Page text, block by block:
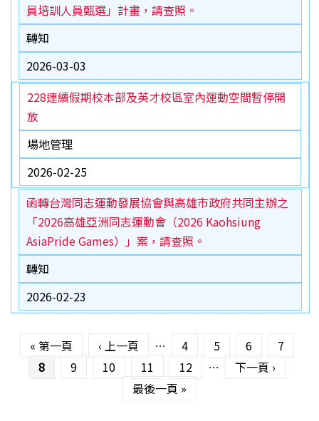
員培訓人員甄選」計畫，請查照。
轉知
2026-03-03
228連續假期校本部及英才校區室內運動空間暫停開
放
場地管理
2026-02-25
函轉台灣同志運動發展協會與高雄市政府共同主辦之
「2026高雄亞洲同志運動會（2026 Kaohsiung
AsiaPride Games）」案，請查照。
轉知
2026-02-23
« 第一頁 ‹ 上一頁 … 4 5 6
7
8
9 10 11 12 …
下一頁 ›
最後一頁 »